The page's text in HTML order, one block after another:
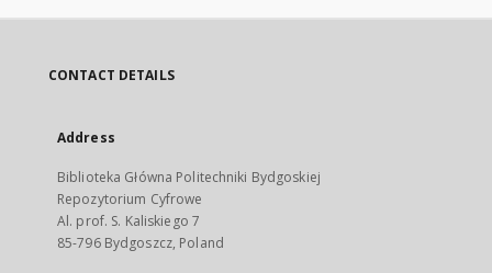
CONTACT DETAILS
Address
Biblioteka Główna Politechniki Bydgoskiej
Repozytorium Cyfrowe
Al. prof. S. Kaliskiego 7
85-796 Bydgoszcz, Poland